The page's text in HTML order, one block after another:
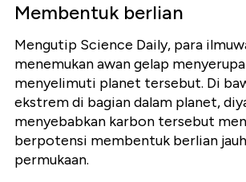
Membentuk berlian
Mengutip Science Daily, para
menemukan awan gelap
menyelimuti planet tersebut. Di
ekstrem di bagian dalam planet,
menyebabkan karbon tersebut
berpotensi membentuk berlian
permukaan.